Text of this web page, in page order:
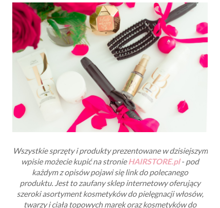
Wszystkie sprzęty i produkty prezentowane w dzisiejszym
wpisie możecie kupić na stronieHAIRSTORE.pl- pod
każdym z opisów pojawi się link do polecanego
produktu. Jest to zaufany sklep internetowy oferujący
szeroki asortyment kosmetyków do pielęgnacji włosów,
twarzy i ciała topowych marek oraz kosmetyków do